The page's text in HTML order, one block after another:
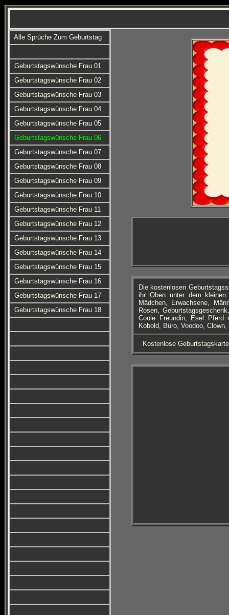
Alle Sprüche Zum Geburtstag
Geburtstagswünsche Frau 01
Geburtstagswünsche Frau 02
Geburtstagswünsche Frau 03
Geburtstagswünsche Frau 04
Geburtstagswünsche Frau 05
Geburtstagswünsche Frau 06
Geburtstagswünsche Frau 07
Geburtstagswünsche Frau 08
Geburtstagswünsche Frau 09
Geburtstagswünsche Frau 10
Geburtstagswünsche Frau 11
Geburtstagswünsche Frau 12
Geburtstagswünsche Frau 13
Geburtstagswünsche Frau 14
Geburtstagswünsche Frau 15
Geburtstagswünsche Frau 16
Geburtstagswünsche Frau 17
Geburtstagswünsche Frau 18
Die kostenlosen
ihr Oben unter dem
Mädchen, Erwachsene,
Rosen,
Coole Freundin, Esel Pferd
Kobold, Büro, Voodoo,
Kostenlose